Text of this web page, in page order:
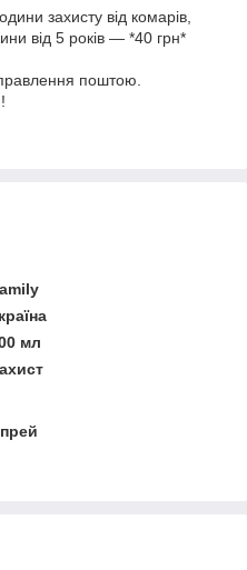
захисту від комарів,
від 5 років — *40 грн*
поштою.
мл